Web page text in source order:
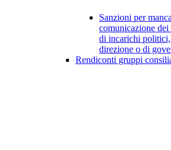
Sanzioni per
comunicazione
di incarichi
direzione o di
Rendiconti gruppi